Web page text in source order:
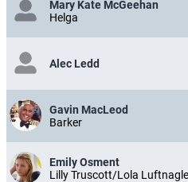
Mary Kate McGeehan
Helga
Alec Ledd
Gavin MacLeod
Barker
Emily Osment
Lilly Truscott/Lola Luftnagle